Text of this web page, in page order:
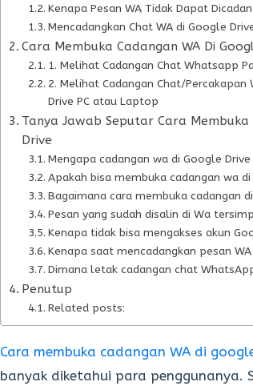
Kenapa Pesan WA Tidak Dapat
Mencadangkan Chat WA di Google
Cara Membuka Cadangan WA Di
1. Melihat Cadangan Chat Whatsapp
2. Melihat Cadangan Chat/
Drive PC atau Laptop
Tanya Jawab Seputar Cara Membuka
Drive
Mengapa cadangan wa di Google
Apakah bisa membuka cadangan wa di
Bagaimana cara membuka cadangan
Pesan yang sudah disalin di Wa
Kenapa tidak bisa mengakses akun
Kenapa saat mencadangkan pesan
Dimana letak cadangan chat
Penutup
Related posts:
Cara membuka cadangan WA di
banyak diketahui para penggunanya.